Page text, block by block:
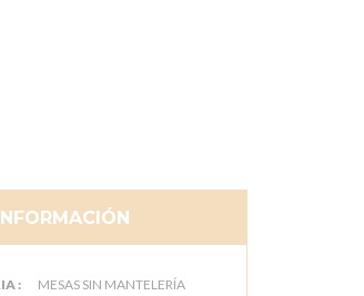
: MESAS SIN MANTELERÍA